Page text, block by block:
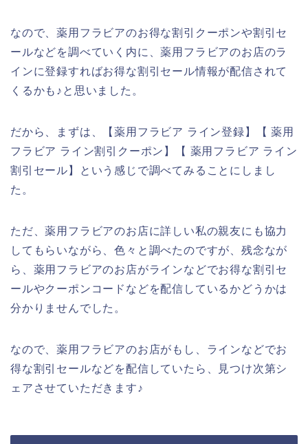
なので、薬用フラビアのお得な割引クーポンや割引セ
ールなどを調べていく内に、薬用フラビアのお店のラ
インに登録すればお得な割引セール情報が配信されて
くるかも♪と思いました。
だから、まずは、【薬用フラビア ライン登録】【 薬用
フラビア ライン割引クーポン】【 薬用フラビア ライン
割引セール】という感じで調べてみることにしまし
た。
ただ、薬用フラビアのお店に詳しい私の親友にも協力
してもらいながら、色々と調べたのですが、残念なが
ら、薬用フラビアのお店がラインなどでお得な割引セ
ールやクーポンコードなどを配信しているかどうかは
分かりませんでした。
なので、薬用フラビアのお店がもし、ラインなどでお
得な割引セールなどを配信していたら、見つけ次第シ
ェアさせていただきます♪